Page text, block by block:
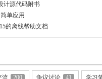
计源代码附书
单应用
的离线帮助文档
流 200 争议讨论 41 学习